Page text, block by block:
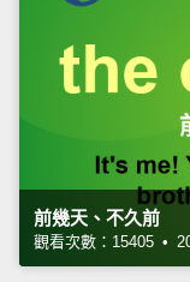
前幾天、不久前
觀看次數：15405 •